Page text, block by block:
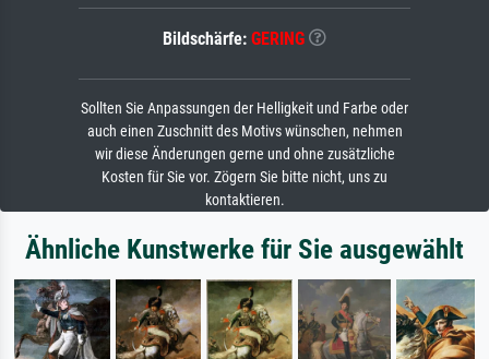
Bildschärfe: GERING
Sollten Sie Anpassungen der Helligkeit und Farbe oder
auch einen Zuschnitt des Motivs wünschen, nehmen
wir diese Änderungen gerne und ohne zusätzliche
Kosten für Sie vor. Zögern Sie bitte nicht, uns zu
kontaktieren.
Ähnliche Kunstwerke für Sie ausgewählt